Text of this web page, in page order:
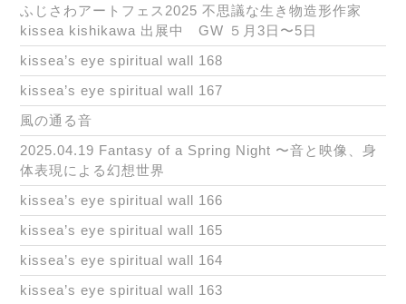
ふじさわアートフェス2025 不思議な生き物造形作家
kissea kishikawa 出展中 GW ５月3日〜5日
kissea’s eye spiritual wall 168
kissea’s eye spiritual wall 167
風の通る音
2025.04.19 Fantasy of a Spring Night 〜音と映像、身
体表現による幻想世界
kissea’s eye spiritual wall 166
kissea’s eye spiritual wall 165
kissea’s eye spiritual wall 164
kissea’s eye spiritual wall 163